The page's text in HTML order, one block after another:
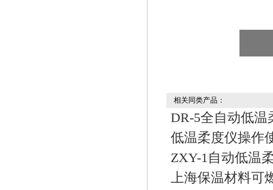
相关同类产品：
DR-5全自动低温
低温柔度仪操作
ZXY-1自动低温
上海保温材料可